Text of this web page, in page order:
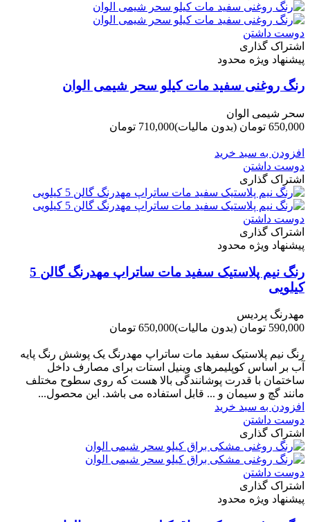
دوست داشتن
اشتراک گذاری
پیشنهاد ویژه محدود
رنگ روغنی سفید مات کیلو سحر شیمی الوان
سحر شیمی الوان
650,000 تومان
(بدون مالیات)710,000 تومان
افزودن به سبد خرید
دوست داشتن
اشتراک گذاری
دوست داشتن
اشتراک گذاری
پیشنهاد ویژه محدود
رنگ نیم پلاستیک سفید مات ساتراپ مهدرنگ گالن 5
کیلویی
مهدرنگ پردیس
590,000 تومان
(بدون مالیات)650,000 تومان
رنگ نیم پلاستیک سفید مات ساتراپ مهدرنگ یک پوشش رنگ پایه
آب بر اساس کوپلیمرهای وینیل استات برای مصارف داخل
ساختمان با قدرت پوشانندگی بالا هست که روی سطوح مختلف
مانند گچ و سیمان و ... قابل استفاده می باشد. این محصول...
افزودن به سبد خرید
دوست داشتن
اشتراک گذاری
دوست داشتن
اشتراک گذاری
پیشنهاد ویژه محدود